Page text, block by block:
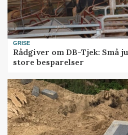
GRISE
Rådgiver om DB-Tjek: Små
store besparelser